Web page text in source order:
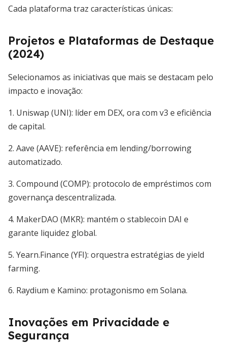
Cada plataforma traz características únicas:
Projetos e Plataformas de Destaque
(2024)
Selecionamos as iniciativas que mais se destacam pelo
impacto e inovação:
1. Uniswap (UNI): líder em DEX, ora com v3 e eficiência
de capital.
2. Aave (AAVE): referência em lending/borrowing
automatizado.
3. Compound (COMP): protocolo de empréstimos com
governança descentralizada.
4. MakerDAO (MKR): mantém o stablecoin DAI e
garante liquidez global.
5. Yearn.Finance (YFI): orquestra estratégias de yield
farming.
6. Raydium e Kamino: protagonismo em Solana.
Inovações em Privacidade e
Segurança